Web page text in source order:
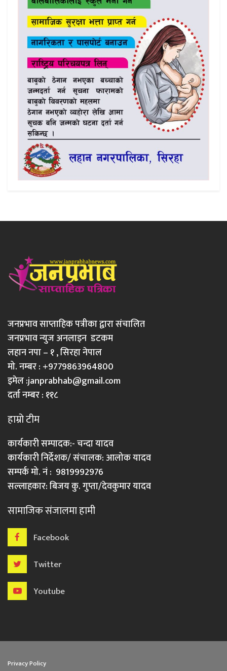
जनप्रभाव साप्ताहिक पत्रीका द्वारा संचालित
जनप्रभाव न्युज अनलाइन डटकम
लहान नपा – १ , सिरहा नेपाल
मो. नम्बर : +9779863964800
इमेल :janprabhab@gmail.com
दर्ता नम्बर : ११८
हाम्रो टीम
कार्यकारी सम्पादक:- चन्दा यादव
कार्यकारी निर्देशक/ संचालक: आलोक यादव
सम्पर्क मो. नं : 9819992976
सल्लाहकार: बिजय कु. गुप्ता/देवकुमार यादव
सामाजिक संजालमा हामी
Facebook
Twitter
Youtube
Privacy Policy